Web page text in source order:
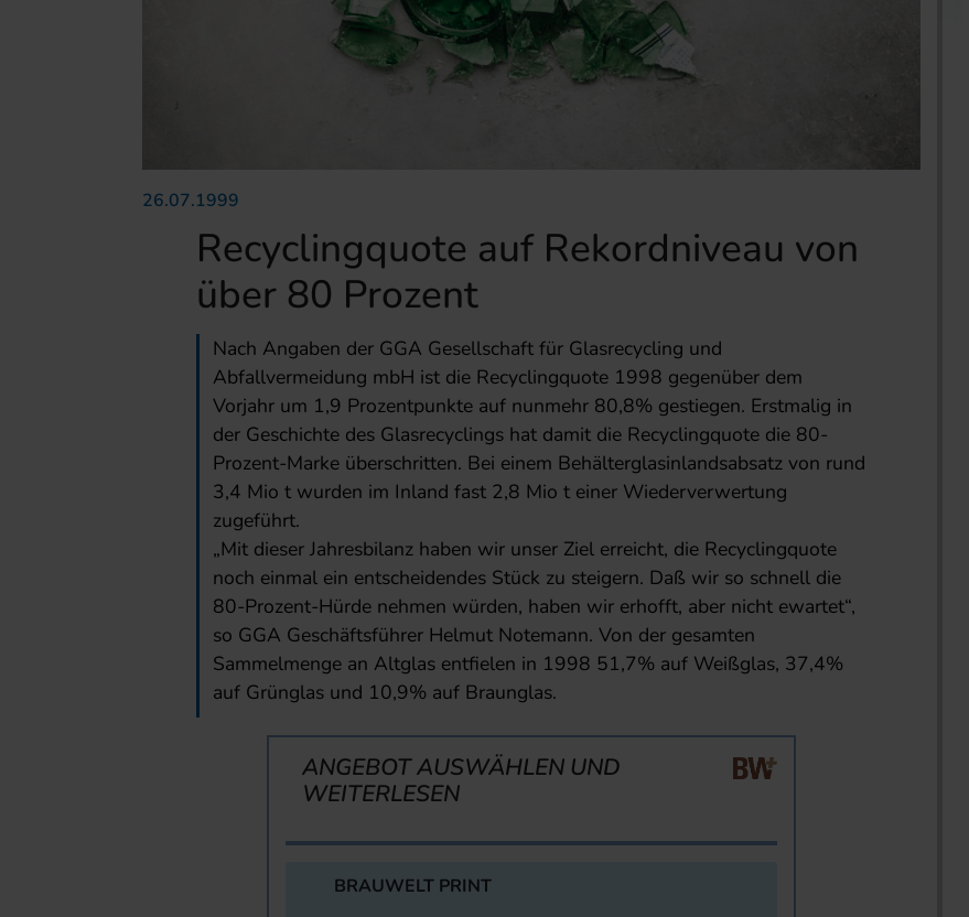
26.07.1999
Recyclingquote auf Rekordniveau von
über 80 Prozent
Nach Angaben der GGA Gesellschaft für Glasrecycling und
Abfallvermeidung mbH ist die Recyclingquote 1998 gegenüber dem
Vorjahr um 1,9 Prozentpunkte auf nunmehr 80,8% gestiegen. Erstmalig in
der Geschichte des Glasrecyclings hat damit die Recyclingquote die 80-
Prozent-Marke überschritten. Bei einem Behälterglasinlandsabsatz von rund
3,4 Mio t wurden im Inland fast 2,8 Mio t einer Wiederverwertung
zugeführt.
„Mit dieser Jahresbilanz haben wir unser Ziel erreicht, die Recyclingquote
noch einmal ein entscheidendes Stück zu steigern. Daß wir so schnell die
80-Prozent-Hürde nehmen würden, haben wir erhofft, aber nicht ewartet“,
so GGA Geschäftsführer Helmut Notemann. Von der gesamten
Sammelmenge an Altglas entfielen in 1998 51,7% auf Weißglas, 37,4%
auf Grünglas und 10,9% auf Braunglas.
ANGEBOT AUSWÄHLEN UND
WEITERLESEN
BRAUWELT PRINT